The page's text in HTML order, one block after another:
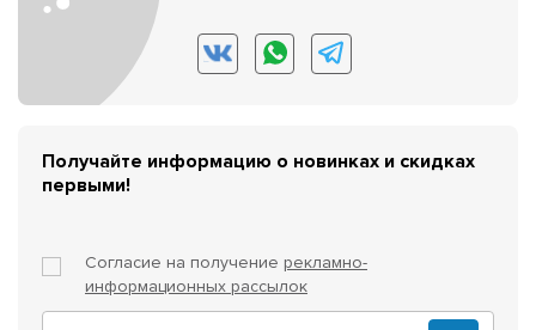
Получайте информацию о новинках и скидках
первыми!
Согласие на получение рекламно-
информационных рассылок